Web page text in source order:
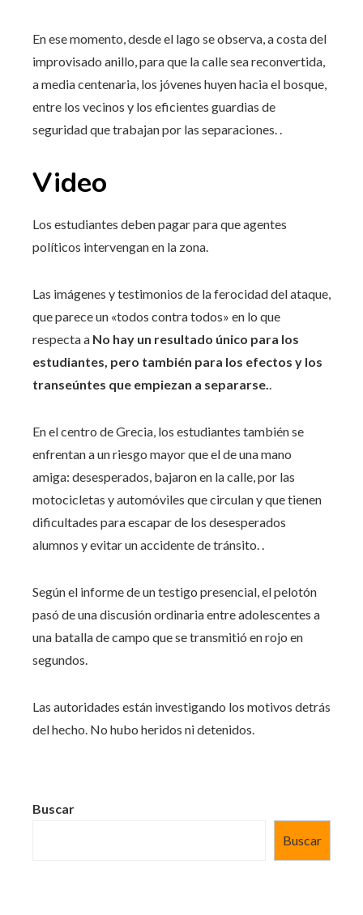
En ese momento, desde el lago se observa, a costa del
improvisado anillo, para que la calle sea reconvertida,
a media centenaria, los jóvenes huyen hacia el bosque,
entre los vecinos y los eficientes guardias de
seguridad que trabajan por las separaciones. .
Video
Los estudiantes deben pagar para que agentes
políticos intervengan en la zona.
Las imágenes y testimonios de la ferocidad del ataque,
que parece un «todos contra todos» en lo que
respecta a No hay un resultado único para los
estudiantes, pero también para los efectos y los
transeúntes que empiezan a separarse..
En el centro de Grecia, los estudiantes también se
enfrentan a un riesgo mayor que el de una mano
amiga: desesperados, bajaron en la calle, por las
motocicletas y automóviles que circulan y que tienen
dificultades para escapar de los desesperados
alumnos y evitar un accidente de tránsito. .
Según el informe de un testigo presencial, el pelotón
pasó de una discusión ordinaria entre adolescentes a
una batalla de campo que se transmitió en rojo en
segundos.
Las autoridades están investigando los motivos detrás
del hecho. No hubo heridos ni detenidos.
Buscar
Buscar